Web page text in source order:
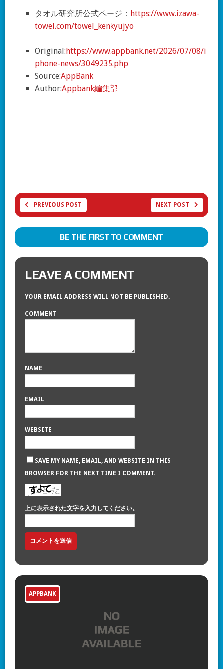
タオル研究所公式ページ： https://www.izawa-
towel.com/towel_kenkyujyo
Original:https://www.appbank.net/2026/07/08/i
phone-news/3049235.php
Source:AppBank
Author:Appbank編集部
PREVIOUS POST NEXT POST
BE THE FIRST TO COMMENT
LEAVE A COMMENT
YOUR EMAIL ADDRESS WILL NOT BE PUBLISHED.
COMMENT
NAME
EMAIL
WEBSITE
SAVE MY NAME, EMAIL, AND WEBSITE IN THIS
BROWSER FOR THE NEXT TIME I COMMENT.
上に表示された文字を入力してください。
APPBANK